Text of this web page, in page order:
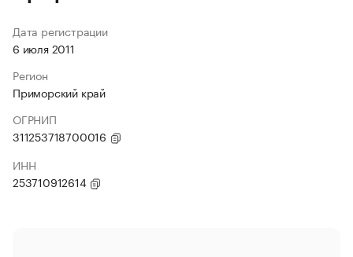
Дата регистрации
6 июля 2011
Регион
Приморский край
ОГРНИП
311253718700016
ИНН
253710912614